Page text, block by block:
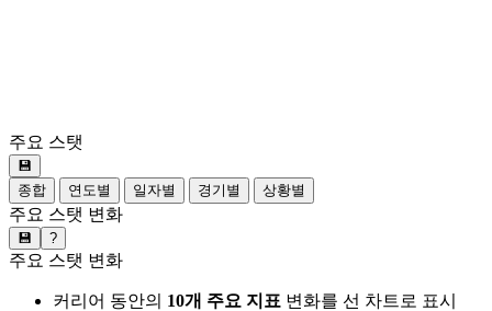
주요 스탯
💾
종합
연도별 일자별 경기별 상황별
주요 스탯 변화
💾 ?
주요 스탯 변화
커리어 동안의 10개 주요 지표 변화를 선 차트로 표시